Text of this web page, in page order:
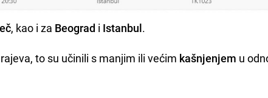
, kao i za Beograd i Istanbul.
to su učinili s manjim ili većim kašnjenjem u